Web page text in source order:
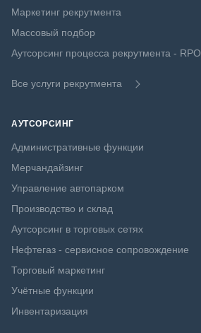
Маркетинг рекрутмента
Массовый подбор
Аутсорсинг процесса рекрутмента - RPO
Все услуги рекрутмента
АУТСОРСИНГ
Административные функции
Мерчандайзинг
Управление автопарком
Производство и склад
Аутсорсинг в торговых сетях
Нефтегаз - сервисное сопровождение
Торговый маркетинг
Учётные функции
Инвентаризация